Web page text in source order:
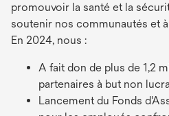
promouvoir la santé et la
soutenir nos communautés et
En 2024, nous :
A fait don de plus de 1,2
partenaires à but non
Lancement du Fonds